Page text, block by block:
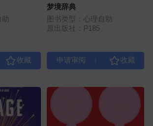
梦境辞典
图书类型：心理自助
原出版社：P185